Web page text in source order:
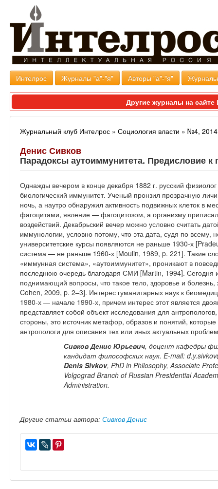
Интелрос Журналы "а"-"я" Авторы "а"-"я"
Другие журналы на
Журнальный клуб Интелрос » Социология власти » №4, 2014
Денис Сивков
Парадоксы аутоиммунитета. Предисловие к
Однажды вечером в конце декабря 1882 г. русский
биологический иммунитет. Ученый пронзил прозрачную
ночь, а наутро обнаружил активность подвижных клеток в
фагоцитами, явление — фагоцитозом, а организму
воздействий. Декабрьский вечер можно условно считать
иммунологии, условно потому, что эта дата, судя по
университетские курсы появляются не раньше 1930-х
система — не раньше 1960-х [Moulin, 1989, p. 221]. Такие
«иммунная система», «аутоиммунитет», проникают в
последнюю очередь благодаря СМИ [Martin, 1994]. Сегодня
поднимающий вопросы, что такое тело, здоровье и
Cohen, 2009, p. 2–3]. Интерес гуманитарных наук к
1980-х — начале 1990-х, причем интерес этот является
представляет собой объект исследования для
стороны, это источник метафор, образов и понятий,
антропологи для описания тех или иных актуальных
Сивков Денис Юрьевич, доцент кафедры
кандидат философских наук. E-mail:
Denis Sivkov, PhD in Philosophy, Associate
Volgograd Branch of Russian Presidential
Administration.
Другие статьи автора: Сивков Денис